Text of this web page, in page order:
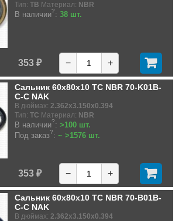
Тип: TB Материал: NBR
В наличии?: 38 шт.
353 ₽ − +
Сальник 60x80x10 TC NBR 70-K01B-
C-C NAK
В дюймах: 2.362x3.150x0.394
Тип: TC Материал: NBR
В наличии?: >100 шт.
Под заказ?: ~ >1576 шт.
353 ₽ − +
Сальник 60x80x10 TC NBR 70-B01B-
C-C NAK
В дюймах: 2.362x3.150x0.394